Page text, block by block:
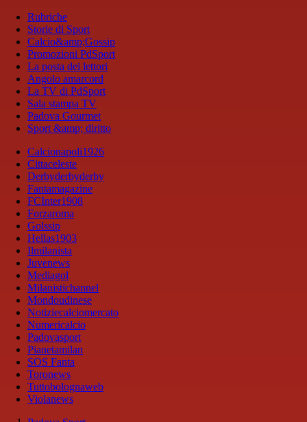
Rubriche
Storie di Sport
Calcio&amp;Gossip
Promozioni PdSport
La posta dei lettori
Angolo amarcord
La TV di PdSport
Sala stampa TV
Padova Gourmet
Sport &amp; diritto
Calcionapoli1926
Cittaceleste
Derbyderbyderby
Fantamagazine
FCInter1908
Forzaroma
Golssip
Hellas1903
Ilmilanista
Juvenews
Mediagol
Milanistichannel
Mondoudinese
Notiziecalciomercato
Numericalcio
Padovasport
Pianetamilan
SOS Fanta
Toronews
Tuttobolognaweb
Violanews